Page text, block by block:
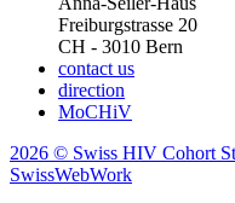
Freiburgstrasse 20
CH - 3010 Bern
contact us
direction
MoCHiV
2026 © Swiss HIV Cohort
SwissWebWork